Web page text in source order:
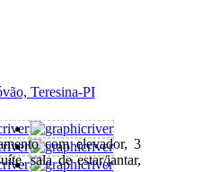
Teresina-PI
com elevador, 3
sala de estar/jantar,